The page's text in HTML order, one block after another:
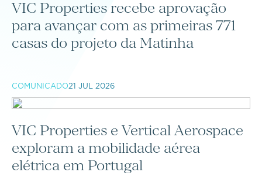
VIC Properties recebe aprovação
para avançar com as primeiras 771
casas do projeto da Matinha
COMUNICADO21 JUL 2026
VIC Properties e Vertical Aerospace
exploram a mobilidade aérea
elétrica em Portugal